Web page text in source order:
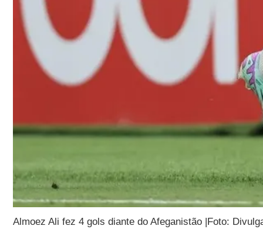
Almoez Ali fez 4 gols diante do Afeganistão |Foto: